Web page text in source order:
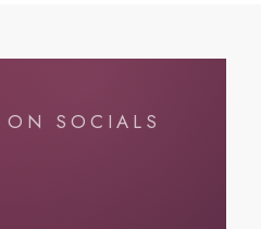
SOCIALS